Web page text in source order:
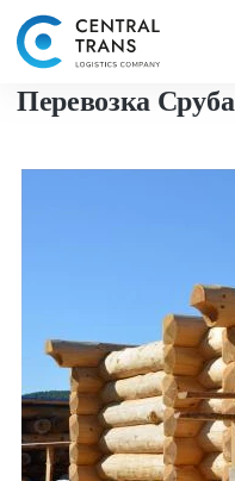
Перевозка Сруба